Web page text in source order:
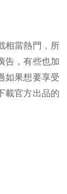
相當熱門，所
告，有些也加
如果想要享受
載官方出品的